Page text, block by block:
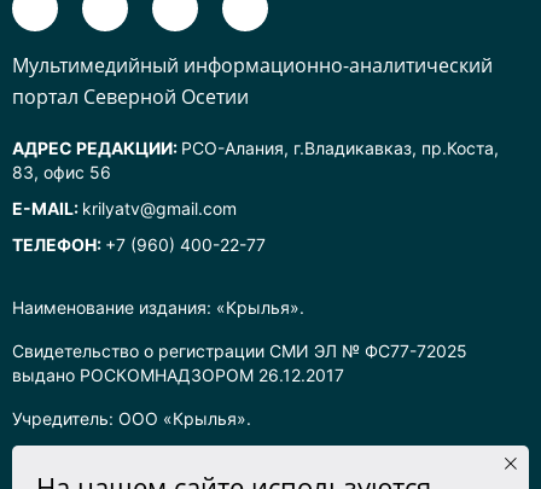
Наименование издания: «Крылья».
Свидетельство о регистрации СМИ ЭЛ № ФС77-72025
выдано РОСКОМНАДЗОРОМ 26.12.2017
Учредитель: ООО «Крылья».
Mультимедийный информационно-аналитический
портал Северной Осетии
АДРЕС РЕДАКЦИИ: РСО-Алания, г.Владикавказ, пр.Коста,
83, офис 56
E-MAIL: krilyatv@gmail.com
ТЕЛЕФОН: +7 (960) 400-22-77